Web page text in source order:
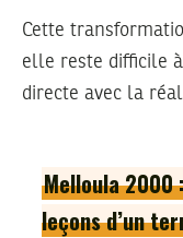
Cette
elle reste difficile
directe avec la
Melloula 2000
leçons d’un